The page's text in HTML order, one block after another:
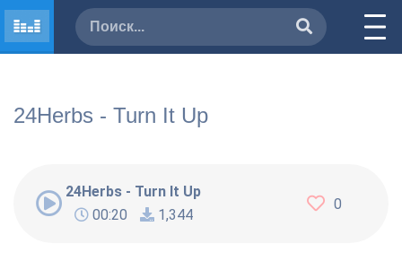
24Herbs - Turn It Up
24Herbs - Turn It Up
00:20
1,344
0